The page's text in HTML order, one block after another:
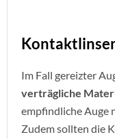
Im Fall gereizter
verträgliche
empfindliche Auge
Zudem sollten die